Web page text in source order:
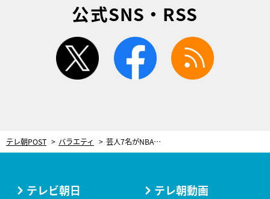
公式SNS・RSS
twitter facebook
テレ朝POST バラエティ 芸人7名がNBAの魅力を全力プレゼン！ハライチ澤部は⼋村塁のスゴさを熱弁
テレビ朝日 テレ朝動画